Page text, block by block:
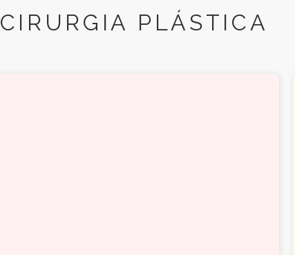
CIRURGIA PLÁSTICA